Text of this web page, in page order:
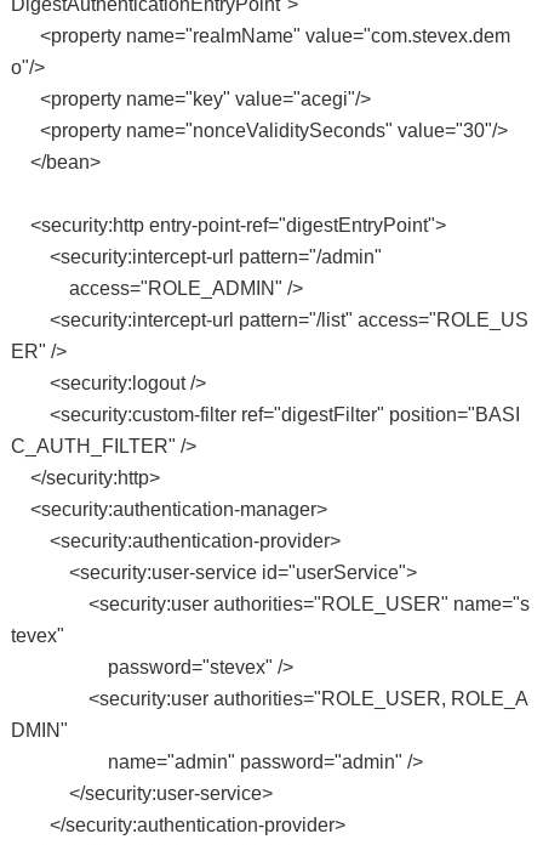
DigestAuthenticationEntryPoint">
<property name="realmName" value="com.stevex.dem
o"/>
<property name="key" value="acegi"/>
<property name="nonceValiditySeconds" value="30"/>
</bean>
<security:http entry-point-ref="digestEntryPoint">
<security:intercept-url pattern="/admin"
access="ROLE_ADMIN" />
<security:intercept-url pattern="/list" access="ROLE_US
ER" />
<security:logout />
<security:custom-filter ref="digestFilter" position="BASI
C_AUTH_FILTER" />
</security:http>
<security:authentication-manager>
<security:authentication-provider>
<security:user-service id="userService">
<security:user authorities="ROLE_USER" name="s
tevex"
password="stevex" />
<security:user authorities="ROLE_USER, ROLE_A
DMIN"
name="admin" password="admin" />
</security:user-service>
</security:authentication-provider>